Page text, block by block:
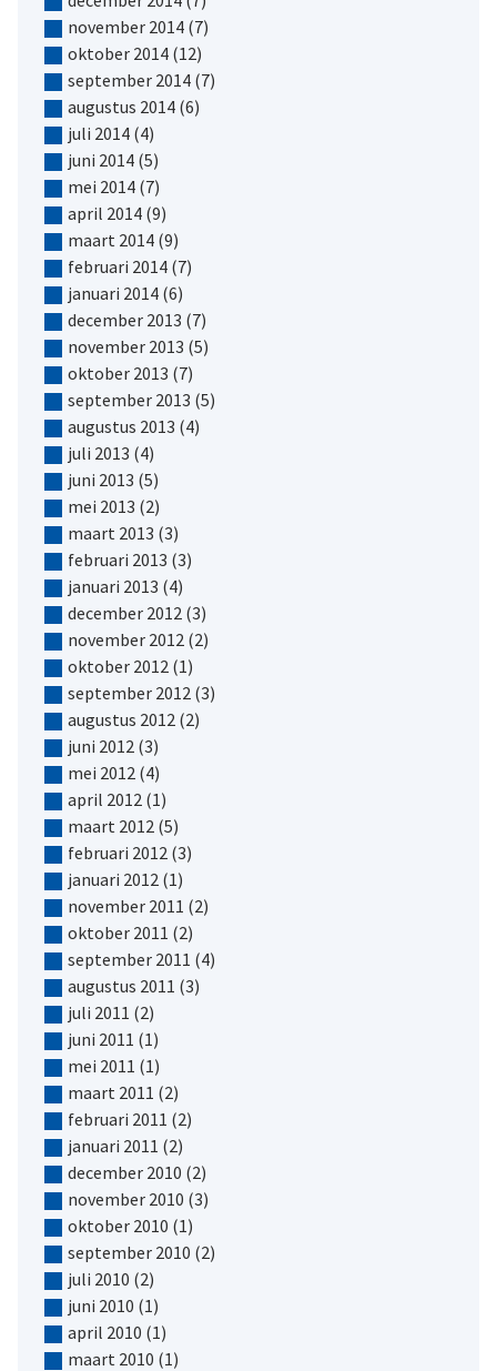
november 2014(7)
oktober 2014(12)
september 2014(7)
augustus 2014(6)
juli 2014(4)
juni 2014(5)
mei 2014(7)
april 2014(9)
maart 2014(9)
februari 2014(7)
januari 2014(6)
december 2013 (7)
november 2013 (5)
oktober 2013 (7)
september 2013 (5)
augustus 2013 (4)
juli 2013 (4)
juni 2013 (5)
mei 2013 (2)
maart 2013 (3)
februari 2013 (3)
januari 2013 (4)
december 2012 (3)
november 2012 (2)
oktober 2012 (1)
september 2012 (3)
augustus 2012 (2)
juni 2012 (3)
mei 2012 (4)
april 2012 (1)
maart 2012 (5)
februari 2012 (3)
januari 2012 (1)
november 2011 (2)
oktober 2011 (2)
september 2011 (4)
augustus 2011 (3)
juli 2011 (2)
juni 2011 (1)
mei 2011 (1)
maart 2011 (2)
februari 2011 (2)
januari 2011 (2)
december 2010 (2)
november 2010 (3)
oktober 2010 (1)
september 2010 (2)
juli 2010 (2)
juni 2010 (1)
april 2010 (1)
maart 2010 (1)